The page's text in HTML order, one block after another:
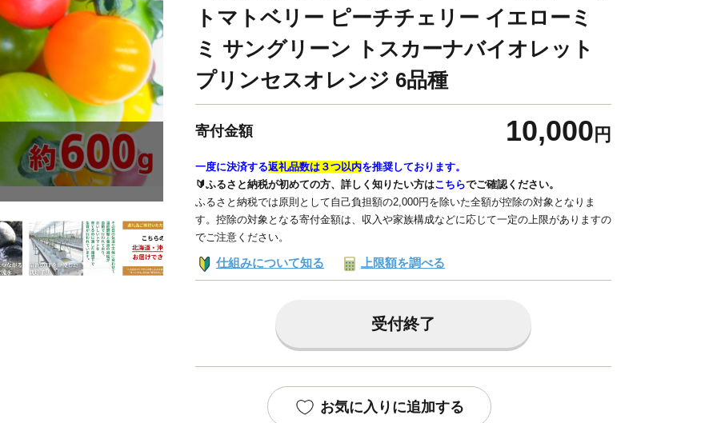
トマトベリー ピーチチェリー イエローミ
ミ サングリーン トスカーナバイオレット
プリンセスオレンジ 6品種
寄付金額 10,000 円
一度に決済する返礼品数は３つ以内を推奨しております。
🔰ふるさと納税が初めての方、詳しく知りたい方はこちらでご確認ください。
ふるさと納税では原則として自己負担額の2,000円を除いた全額が控除の対象となりま
す。控除の対象となる寄付金額は、収入や家族構成などに応じて一定の上限がありますの
でご注意ください。
仕組みについて知る 上限額を調べる
受付終了
お気に入りに追加する